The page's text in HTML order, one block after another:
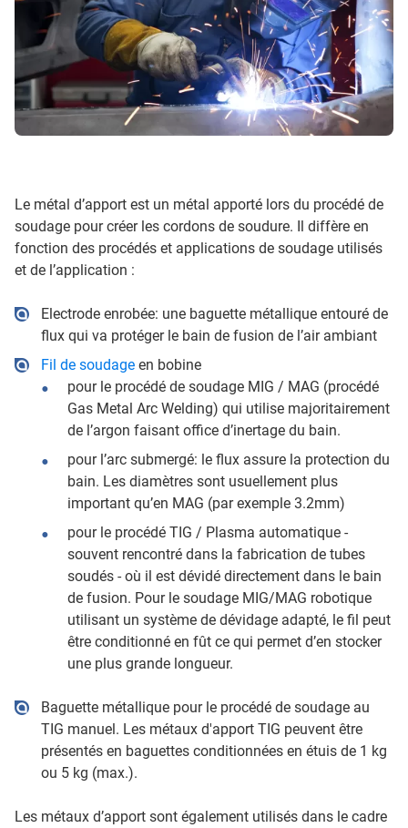
Le métal d’apport est un métal apporté lors du procédé de
soudage pour créer les cordons de soudure. Il diffère en
fonction des procédés et applications de soudage utilisés
et de l’application :
Electrode enrobée: une baguette métallique entouré de
flux qui va protéger le bain de fusion de l’air ambiant
Fil de soudageen bobine
pour le procédé de soudage MIG / MAG (procédé
Gas Metal Arc Welding) qui utilise majoritairement
de l’argon faisant office d’inertage du bain.
pour l’arc submergé: le flux assure la protection du
bain. Les diamètres sont usuellement plus
important qu’en MAG (par exemple 3.2mm)
pour le procédé TIG / Plasma automatique -
souvent rencontré dans la fabrication de tubes
soudés - où il est dévidé directement dans le bain
de fusion. Pour le soudage MIG/MAG robotique
utilisant un système de dévidage adapté, le fil peut
être conditionné en fût ce qui permet d’en stocker
une plus grande longueur.
Baguette métallique pour le procédé de soudage au
TIG manuel. Les métaux d'apport TIG peuvent être
présentés en baguettes conditionnées en étuis de 1 kg
ou 5 kg (max.).
Les métaux d’apport sont également utilisés dans le cadre